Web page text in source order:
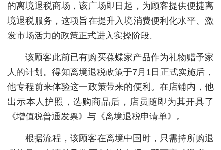
悠游
相亲
房产
消费
创意
的离境退税商场，该广场即日起，为顾客提供便捷离
境退税服务，这项旨在提升入境消费便利化水平、激
发市场活力的政策正式进入实操阶段。
该顾客此前已有购买葆蝶家产品作为礼物赠予家
人的计划。得知离境退税政策于7月1日正式实施后，
他专程前来体验这一政策带来的便利。在店铺内，他
出示本人护照，选购商品后，店员随即为其开具了
《增值税普通发票》与《离境退税申请单》。
根据流程，该顾客在离境中国时，只需持所购退